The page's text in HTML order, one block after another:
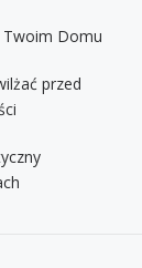
Twoim Domu
przed